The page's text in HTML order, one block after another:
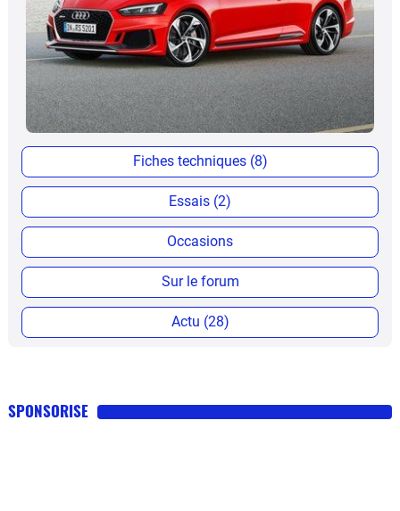
Fiches techniques (8)
Essais (2)
Occasions
Sur le forum
Actu (28)
SPONSORISE